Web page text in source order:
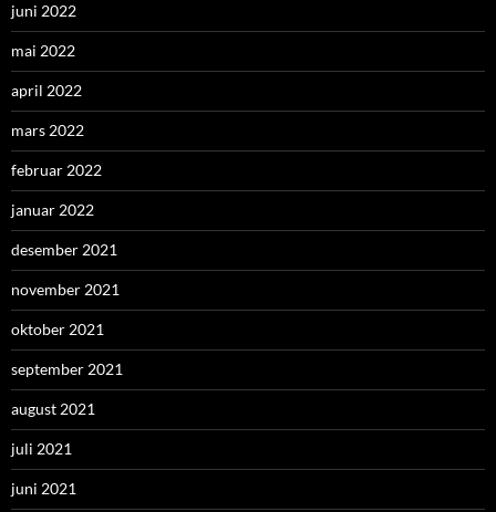
juni 2022
mai 2022
april 2022
mars 2022
februar 2022
januar 2022
desember 2021
november 2021
oktober 2021
september 2021
august 2021
juli 2021
juni 2021